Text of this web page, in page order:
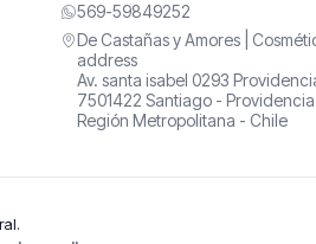
569-59849252
De Castañas y Amores |
address
Av. santa isabel 0293
7501422 Santiago - Providencia
Región Metropolitana - Chile